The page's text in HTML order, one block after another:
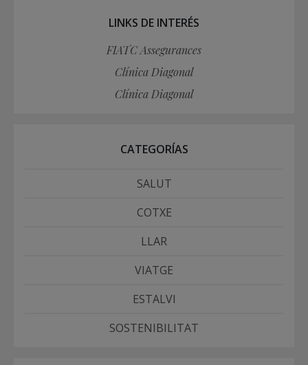
LINKS DE INTERÉS
FIATC Assegurances
Clínica Diagonal
Clínica Diagonal
CATEGORÍAS
SALUT
COTXE
LLAR
VIATGE
ESTALVI
SOSTENIBILITAT